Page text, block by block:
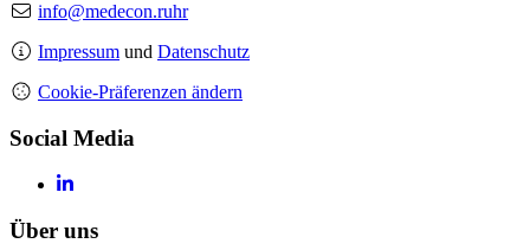
info@medecon.ruhr
Impressum und Datenschutz
Cookie-Präferenzen ändern
Social Media
Über uns